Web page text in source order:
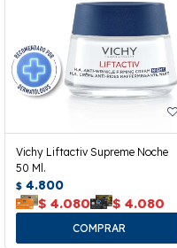
Vichy Liftactiv Supreme Noche
50 Ml.
$ 4.800
$ 4.080 $ 4.080